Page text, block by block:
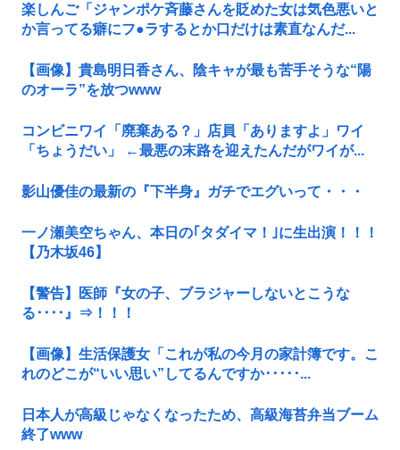
楽しんご「ジャンポケ斉藤さんを貶めた女は気色悪いと
か言ってる癖にフ●ラするとか口だけは素直なんだ...
【画像】貴島明日香さん、陰キャが最も苦手そうな“陽
のオーラ”を放つwww
コンビニワイ「廃棄ある？」店員「ありますよ」ワイ
「ちょうだい」 ←最悪の末路を迎えたんだがワイが...
影山優佳の最新の『下半身』ガチでエグいって・・・
一ノ瀬美空ちゃん、本日の｢タダイマ！｣に生出演！！！
【乃木坂46】
【警告】医師『女の子、ブラジャーしないとこうな
る････』⇒！！！
【画像】生活保護女「これが私の今月の家計簿です。こ
れのどこが“いい思い”してるんですか･････...
日本人が高級じゃなくなったため、高級海苔弁当ブーム
終了www